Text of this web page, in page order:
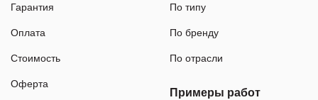
Гарантия
Оплата
Стоимость
Оферта
По типу
По бренду
По отрасли
Примеры работ